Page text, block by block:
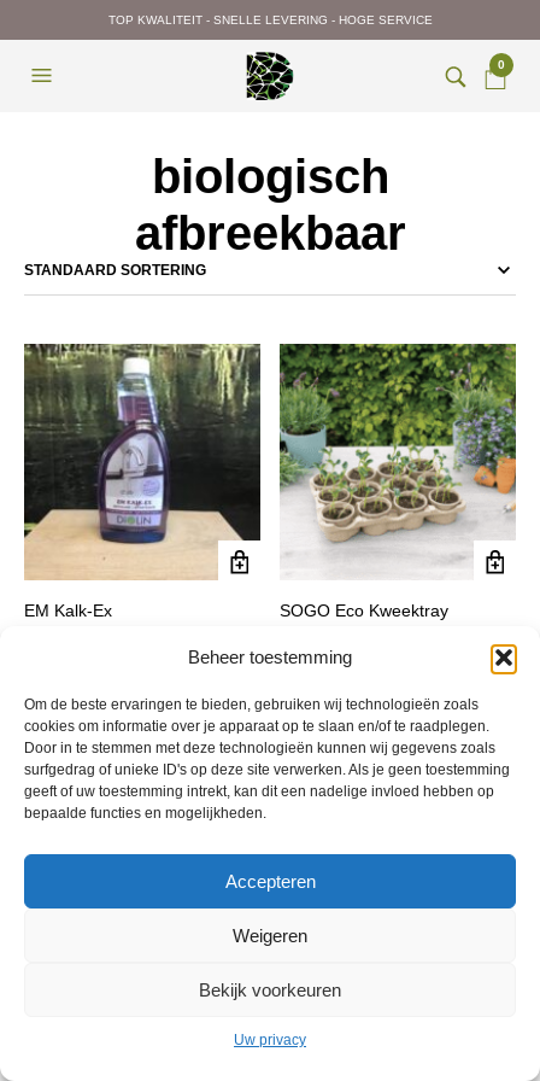
Beheer toestemming
Om de beste ervaringen te bieden, gebruiken wij technologieën zoals
cookies om informatie over je apparaat op te slaan en/of te raadplegen.
Door in te stemmen met deze technologieën kunnen wij gegevens zoals
surfgedrag of unieke ID's op deze site verwerken. Als je geen toestemming
geeft of uw toestemming intrekt, kan dit een nadelige invloed hebben op
bepaalde functies en mogelijkheden.
Accepteren
Weigeren
Bekijk voorkeuren
Uw privacy
TOP KWALITEIT - SNELLE LEVERING - HOGE SERVICE
0
biologisch
afbreekbaar
EM Kalk-Ex
SOGO Eco Kweektray
© 2013 - 2026 De Duurzame Tuin KvK Gouda 29029262 - BTW nr
NL001968744B76 Hosting: